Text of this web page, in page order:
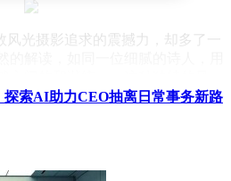
风光摄影追求的震撼力，却多了一
光摄影中脱颖而出，成为一道亮丽
索AI助力CEO抽离日常事务新路